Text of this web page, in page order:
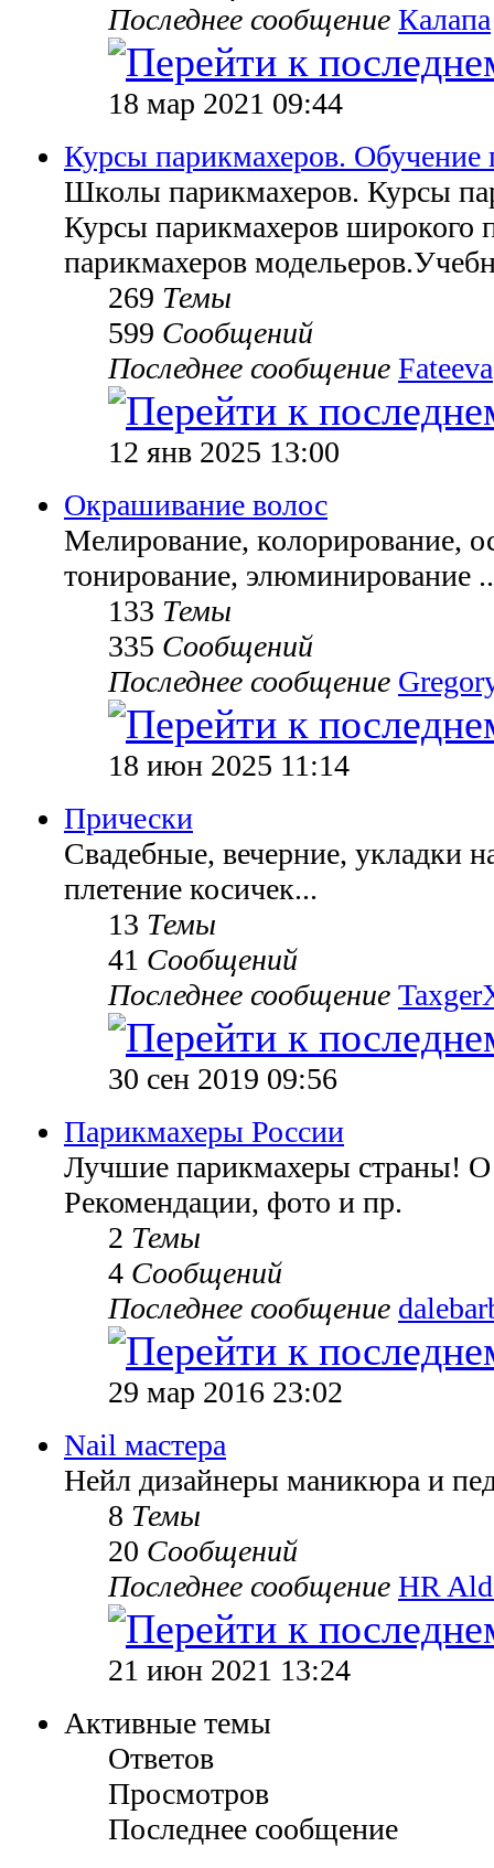
Последнее сообщение Калапа
18 мар 2021 09:44
Курсы парикмахеров. Обучение
Школы парикмахеров. Курсы
Курсы парикмахеров широкого
парикмахеров
269 Темы
599 Сообщений
Последнее сообщение Fateeva
12 янв 2025 13:00
Окрашивание волос
Мелирование, колорирование,
тонирование, элюминирование
133 Темы
335 Сообщений
Последнее сообщение
18 июн 2025 11:14
Прически
Свадебные, вечерние, укладки
плетение косичек...
13 Темы
41 Сообщений
Последнее сообщение
30 сен 2019 09:56
Парикмахеры России
Лучшие парикмахеры страны!
Рекомендации, фото и пр.
2 Темы
4 Сообщений
Последнее сообщение
29 мар 2016 23:02
Nail мастера
Нейл дизайнеры маникюра и
8 Темы
20 Сообщений
Последнее сообщение HR
21 июн 2021 13:24
Активные темы
Ответов
Просмотров
Последнее сообщение